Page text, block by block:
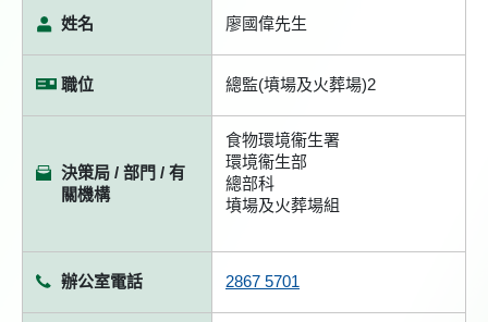
姓名 廖國偉先生
職位 總監(墳場及火葬場)2
決策局 / 部門 / 有
關機構
食物環境衞生署
環境衞生部
總部科
墳場及火葬場組
辦公室電話 2867 5701